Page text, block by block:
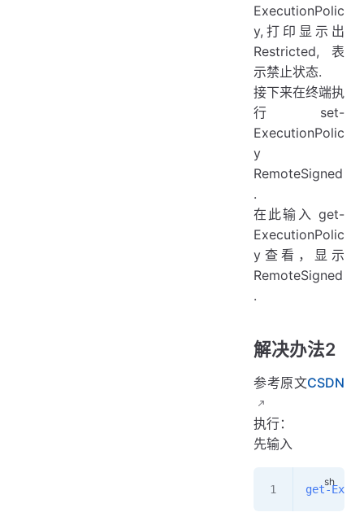
ExecutionPolic
y,打印显示出
Restricted,表
示禁止状态.
接下来在终端执
行 set-
ExecutionPolic
y
RemoteSigned
.
在此输入 get-
ExecutionPolic
y查看，显示
RemoteSigned
.
解决办法2
参考原文CSDN
执行：
先输入
get-